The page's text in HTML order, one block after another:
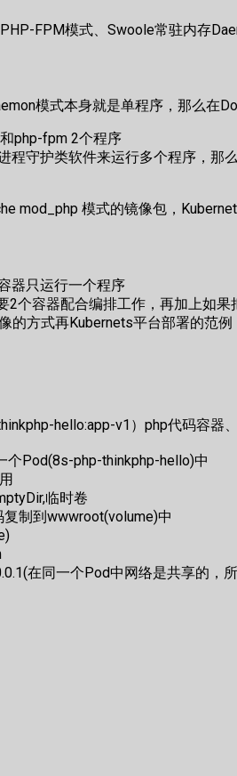
FPM模式、Swoole常驻内存
模式本身就是单程序，那么在
php-fpm 2个程序
程守护类软件来运行多个程序，那
mod_php 模式的镜像包，
器只运行一个程序
2个容器配合编排工作，再加上如
的方式再Kubernets平台部署的范例
hello:app-v1）php代码容
Pod(8s-php-thinkphp-hello)中
临时卷
制到wwwroot(volume)中
在同一个Pod中网络是共享的，